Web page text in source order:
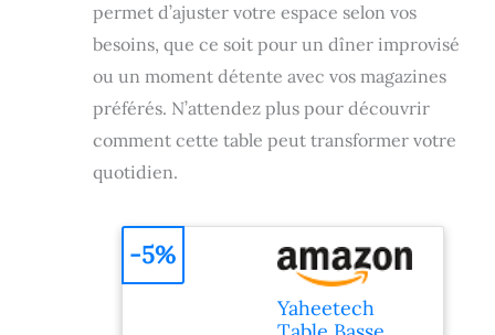
permet d’ajuster votre espace selon vos
besoins, que ce soit pour un dîner improvisé
ou un moment détente avec vos magazines
préférés. N’attendez plus pour découvrir
comment cette table peut transformer votre
quotidien.
Yaheetech
-5%